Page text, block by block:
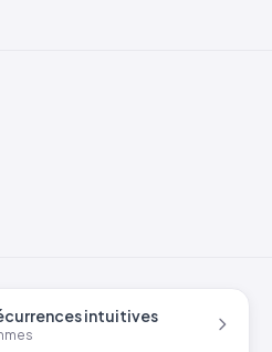
intuitives